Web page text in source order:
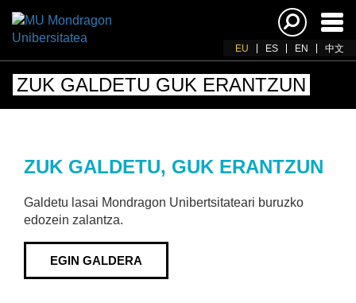
EU ES EN 中文
ZUK GALDETU GUK ERANTZUN
ZUK GALDETU, GUK ERANTZUN
Galdetu lasai Mondragon Unibertsitateari buruzko
edozein zalantza.
EGIN GALDERA